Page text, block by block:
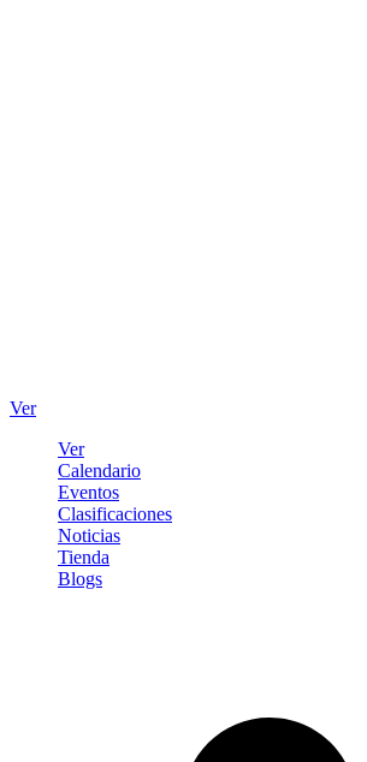
Ver
Ver
Calendario
Eventos
Clasificaciones
Noticias
Tienda
Blogs